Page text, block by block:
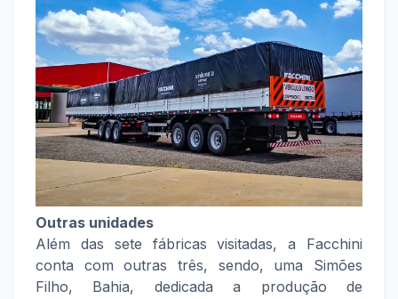
Outras unidades
Além das sete fábricas visitadas, a Facchini
conta com outras três, sendo, uma Simões
Filho, Bahia, dedicada a produção de